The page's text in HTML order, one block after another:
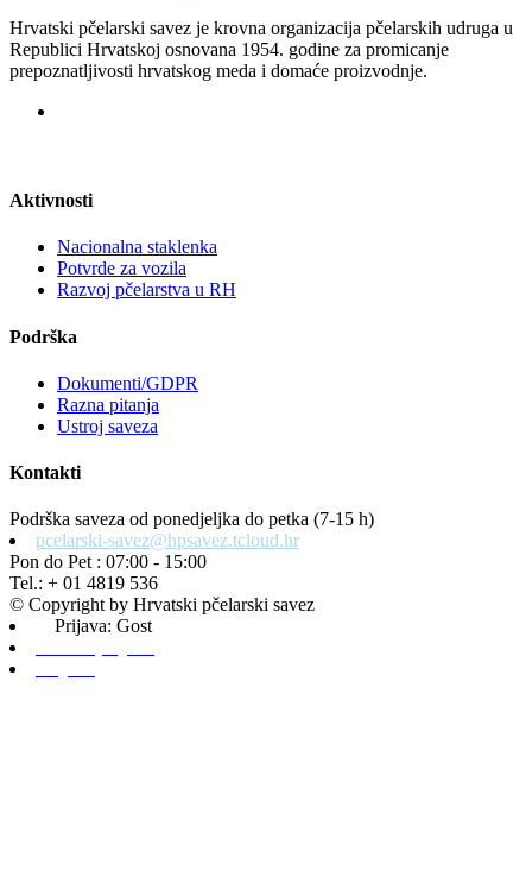
Hrvatski pčelarski savez je krovna organizacija pčelarskih udruga u
Republici Hrvatskoj osnovana 1954. godine za promicanje
prepoznatljivosti hrvatskog meda i domaće proizvodnje.
Aktivnosti
Nacionalna staklenka
Potvrde za vozila
Razvoj pčelarstva u RH
Podrška
Dokumenti/GDPR
Razna pitanja
Ustroj saveza
Kontakti
Podrška saveza od ponedjeljka do petka (7-15 h)
pcelarski-savez@hpsavez.tcloud.hr
Pon do Pet : 07:00 - 15:00
Tel.: + 01 4819 536
© Copyright by Hrvatski pčelarski savez
Prijava: Gost